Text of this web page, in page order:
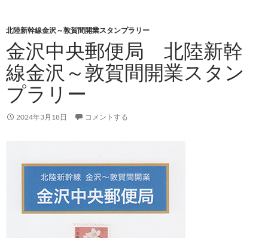
北陸新幹線金沢～敦賀間開業スタンプラリー
金沢中央郵便局 北陸新幹
線金沢～敦賀間開業スタン
プラリー
2024年3月18日 コメントする